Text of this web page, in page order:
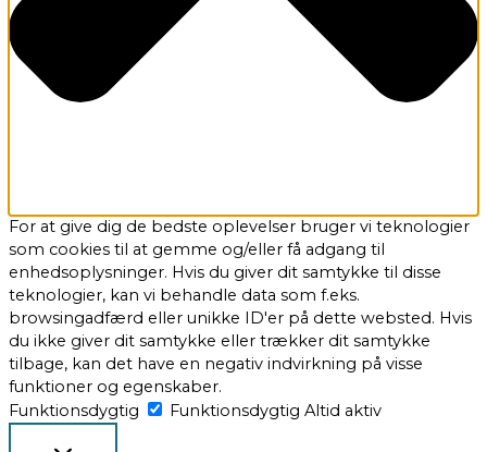
For at give dig de bedste oplevelser bruger vi teknologier
som cookies til at gemme og/eller få adgang til
enhedsoplysninger. Hvis du giver dit samtykke til disse
teknologier, kan vi behandle data som f.eks.
browsingadfærd eller unikke ID'er på dette websted. Hvis
du ikke giver dit samtykke eller trækker dit samtykke
tilbage, kan det have en negativ indvirkning på visse
funktioner og egenskaber.
Funktionsdygtig
Funktionsdygtig Altid aktiv